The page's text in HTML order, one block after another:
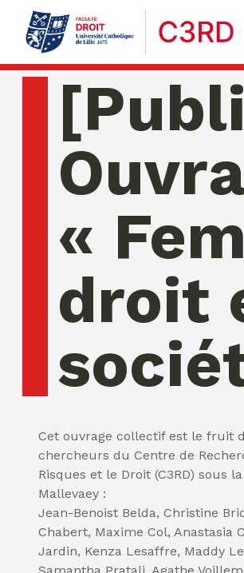
Qui
Nos
Chaire
«
droit
Cet ouvrage collectif est le fruit
chercheurs du Centre de
Risques et le Droit (C3RD) sous
Mallevaey :
Jean-Benoist Belda, Christine
Chabert, Maxime Col, Anastasia
Jardin, Kenza Lesaffre, Maddy